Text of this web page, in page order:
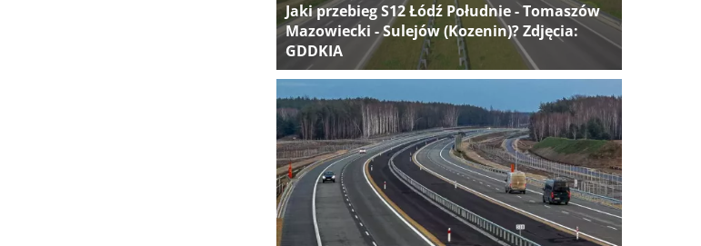
Jaki przebieg S12 Łódź Południe - Tomaszów
Mazowiecki - Sulejów (Kozenin)? Zdjęcia:
GDDKIA